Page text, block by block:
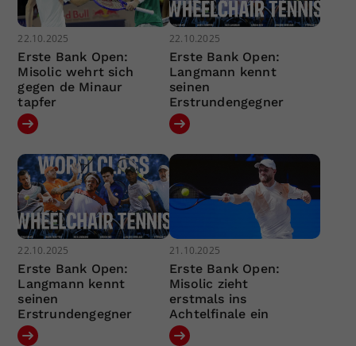
22.10.2025
Erste Bank Open:
Misolic wehrt sich
gegen de Minaur
tapfer
22.10.2025
Erste Bank Open:
Langmann kennt
seinen
Erstrundengegner
22.10.2025
Erste Bank Open:
Langmann kennt
seinen
Erstrundengegner
21.10.2025
Erste Bank Open:
Misolic zieht
erstmals ins
Achtelfinale ein